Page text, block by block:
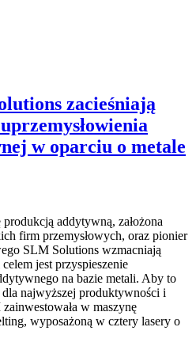
zacieśniają
w oparciu o metale
addytywną, założona
firm przemysłowych, oraz pionier
SLM Solutions wzmacniają
jest przyspieszenie
na bazie metali. Aby to
najwyższej produktywności i
w maszynę
wyposażoną w cztery lasery o